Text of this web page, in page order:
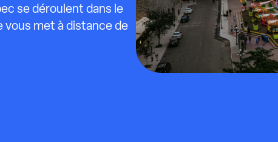
se déroulent dans le
vous met à distance de